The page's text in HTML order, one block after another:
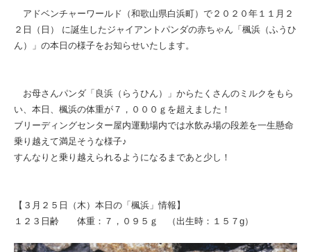
アドベンチャーワールド（和歌山県白浜町）で２０２０年１１月２
２日（日） に誕生したジャイアントパンダの赤ちゃん「楓浜（ふうひ
ん）」の本日の様子をお知らせいたします。
お母さんパンダ「良浜（らうひん）」からたくさんのミルクをもら
い、本日、楓浜の体重が７，０００ｇを超えました！
ブリーディングセンター屋内運動場内では水飲み場の段差を一生懸命
乗り越えて満足そうな様子♪
すんなりと乗り越えられるようになるまであと少し！
【３月２５日（木）本日の「楓浜」情報】
１２３日齢 体重：７，０９５ｇ （出生時：１５７g）